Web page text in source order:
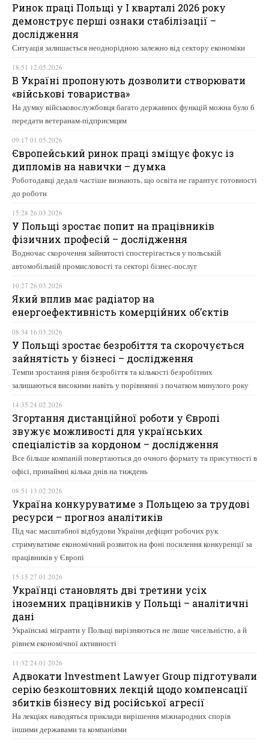
Ринок праці Польщі у І кварталі 2026 року
демонструє перші ознаки стабілізації –
дослідження
Ситуація залишається неоднорідною залежно від сектору економіки
18:51 12.05.2026
В Україні пропонують дозволити створювати
«військові товариства»
На думку військовослужбовця багато державних функцій можна було б
передати ветеранам-підприємцям
09:17 01.05.2026
Європейський ринок праці зміщує фокус із
дипломів на навички – думка
Роботодавці дедалі частіше визнають, що освіта не гарантує готовності
до роботи
15:28 26.03.2026
У Польщі зростає попит на працівників
фізичних професій – дослідження
Водночас скорочення зайнятості спостерігається у польській
автомобільній промисловості та секторі бізнес-послуг
10:27 26.03.2026
Який вплив має радіатор на
енергоефективність комерційних об’єктів
08:34 16.03.2026
У Польщі зростає безробіття та скорочується
зайнятість у бізнесі – дослідження
Темпи зростання рівня безробіття та кількості безробітних
залишаються високими навіть у порівнянні з початком минулого року
14:35 24.02.2026
Згортання дистанційної роботи у Європі
звужує можливості для українських
спеціалістів за кордоном – дослідження
Все більше компаній повертаються до очного формату та присутності в
офісі, принаймні кілька днів на тиждень
08:51 13.02.2026
Україна конкуруватиме з Польщею за трудові
ресурси – прогноз аналітиків
Під час масштабної відбудови України дефіцит робочих рук
стримуватиме економічний розвиток на фоні посилення конкуренції за
працівників у Європі
15:15 27.01.2026
Українці становлять дві третини усіх
іноземних працівників у Польщі – аналітичні
дані
Українські мігранти у Польщі вирізняються не лише чисельністю, а й
рівнем економічної активності
11:32 24.01.2026
Адвокати Investment Lawyer Group підготували
серію безкоштовних лекцій щодо компенсації
збитків бізнесу від російської агресії
На лекціях наводяться приклади вирішення міжнародних спорів
іншими державами та компаніями